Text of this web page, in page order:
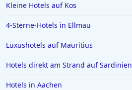
Kleine Hotels auf Kos
4-Sterne-Hotels in Ellmau
Luxushotels auf Mauritius
Hotels direkt am Strand auf Sardinien
Hotels in Aachen